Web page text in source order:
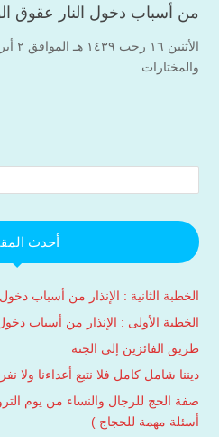
من أسباب دخول النار عقوق
الأثنين ۱٦ رجب ۱٤۳۹ هـ الموافق ۲ أبريل ۲۰۱۸ مـ |
والمختارات
أحدث
الخطبة الثانية : الإنذار من أسباب دخول
الخطبة الأولى : الإنذار من أسباب دخول
طريق الفائزين إلى الجنة
ديننا شامل كامل فلا نتبع أعداءنا ولا
صفة الحج للرجال والنساء من يوم
أسئلة مهمة للحجاج )